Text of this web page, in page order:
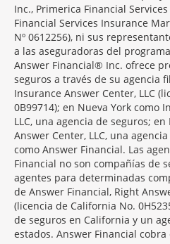
Inc., Primerica Financial
Financial Services Insurance
Nº 0612256), ni sus
a las aseguradoras del
Answer Financial® Inc. ofrece
seguros a través de su agencia
Insurance Answer Center, LLC
0B99714); en Nueva York como
LLC, una agencia de seguros;
Answer Center, LLC, una
como Answer Financial. Las
Financial no son compañías de
agentes para determinadas
de Answer Financial, Right
(licencia de California No.
de seguros en California y un
estados. Answer Financial